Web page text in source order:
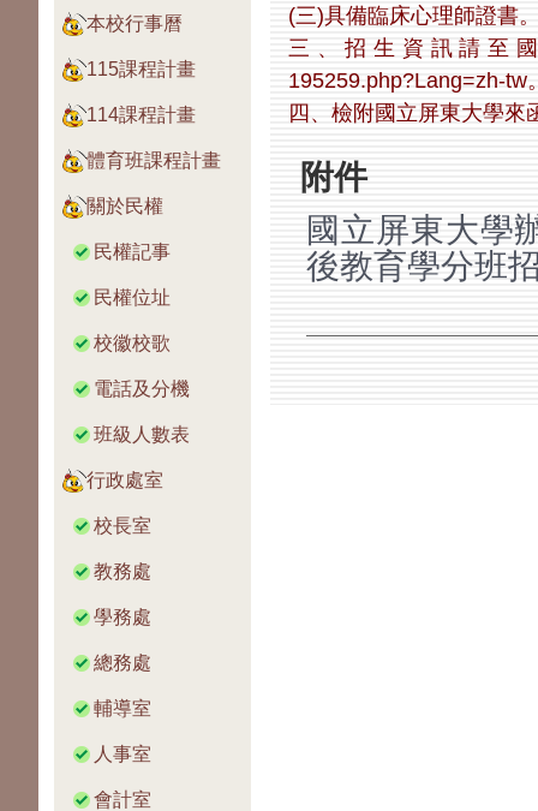
本校行事曆
115課程計畫
114課程計畫
體育班課程計畫
關於民權
民權記事
民權位址
校徽校歌
電話及分機
班級人數表
行政處室
校長室
教務處
學務處
總務處
輔導室
人事室
會計室
(三)具備臨床心理師證書
三、招生資訊請至國
195259.php?Lang=zh-tw
四、檢附國立屏東大學來
附件
國立屏東大學
後教育學分班